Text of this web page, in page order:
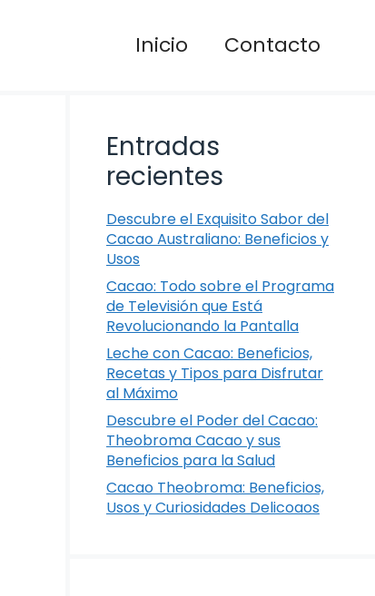
Inicio Contacto
Entradas
recientes
Descubre el Exquisito Sabor del
Cacao Australiano: Beneficios y
Usos
Cacao: Todo sobre el Programa
de Televisión que Está
Revolucionando la Pantalla
Leche con Cacao: Beneficios,
Recetas y Tipos para Disfrutar
al Máximo
Descubre el Poder del Cacao:
Theobroma Cacao y sus
Beneficios para la Salud
Cacao Theobroma: Beneficios,
Usos y Curiosidades Delicoaos